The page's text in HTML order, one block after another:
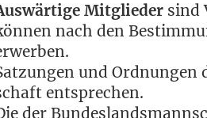
Mit­glie­der sind
nach den
und
entsprechen.
der